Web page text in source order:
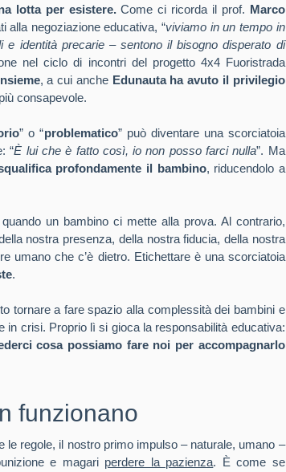
lotta per esistere.Come ci ricorda il prof. Marco
alla negoziazione educativa, “viviamo in un tempo in
identità precarie – sentono il bisogno disperato di
nel ciclo di incontri del progetto 4x4 Fuoristrada
, a cui anche Edunauta ha avuto il privilegio
consapevole.
” o “problematico” può diventare una scorciatoia
“È lui che è fatto così, io non posso farci nulla”. Ma
profondamente il bambino, riducendolo a
quando un bambino ci mette alla prova. Al contrario,
nostra presenza, della nostra fiducia, della nostra
umano che c’è dietro. Etichettare è una scorciatoia
.
tornare a fare spazio alla complessità dei bambini e
crisi. Proprio lì si gioca la responsabilità educativa:
cosa possiamo fare noi per accompagnarlo
funzionano
regole, il nostro primo impulso – naturale, umano –
e magari perdere la pazienza. È come se